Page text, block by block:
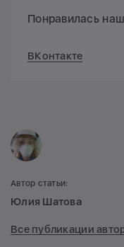
Понравилась
ВКонтакте
Автор статьи:
Юлия Шатова
Все публикации